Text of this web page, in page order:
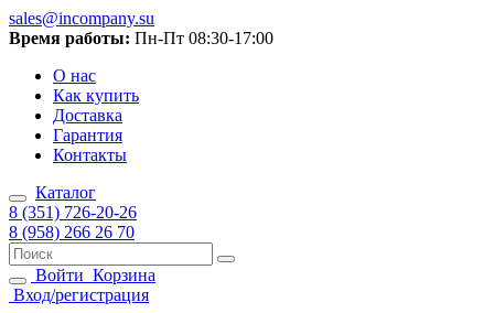
sales@incompany.su
Время работы: Пн-Пт 08:30-17:00
О нас
Как купить
Доставка
Гарантия
Контакты
Каталог
8 (351) 726-20-26
8 (958) 266 26 70
Войти Корзина
Вход/регистрация